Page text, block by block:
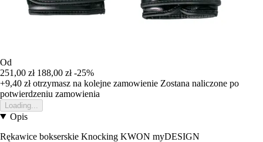
Od
251,00 zł 188,00 zł -25%
+9,40 złotrzymasz na kolejne zamowienie Zostana naliczone po
potwierdzeniu zamowienia
Loading...
Opis
Rękawice bokserskie Knocking KWON myDESIGN